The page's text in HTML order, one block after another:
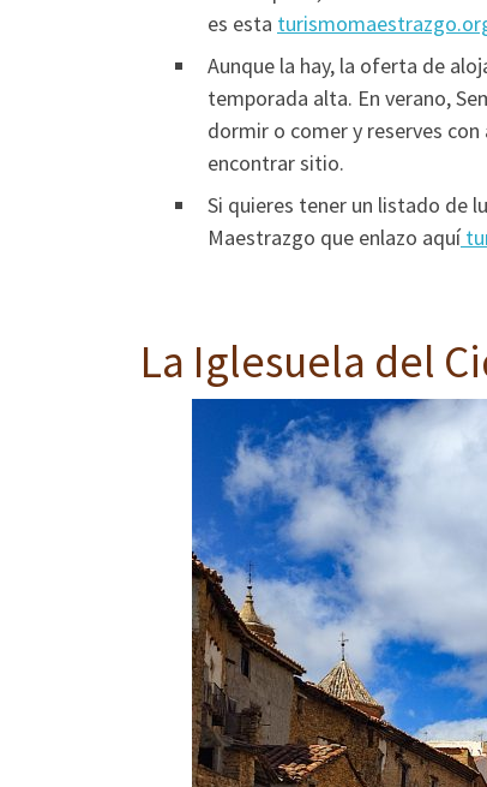
es esta
Aunque la hay, la oferta de
temporada alta. En verano,
dormir o comer y reserves
encontrar sitio.
Si quieres tener un listado de
Maestrazgo que enlazo aquí
La Iglesuela del